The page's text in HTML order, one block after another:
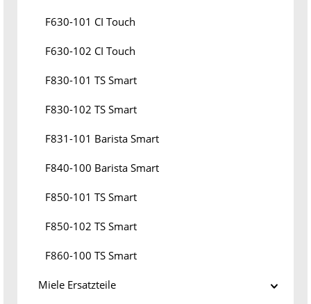
F630-101 CI Touch
F630-102 CI Touch
F830-101 TS Smart
F830-102 TS Smart
F831-101 Barista Smart
F840-100 Barista Smart
F850-101 TS Smart
F850-102 TS Smart
F860-100 TS Smart
Miele Ersatzteile